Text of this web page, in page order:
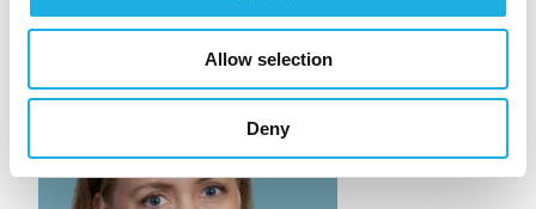
Allow selection
Deny